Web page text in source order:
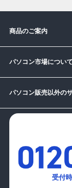
商品のご案内
パソコン市場について
パソコン販売以外の
受付